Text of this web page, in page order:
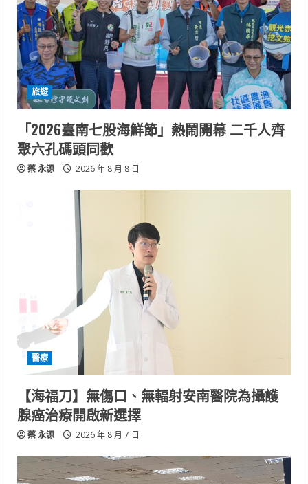
旅遊
「2026臺南七股海鮮節」熱鬧開幕 二千人齊
聚六孔碼頭同歡
蔡 永源 2026 年 8 月 8 日
醫療
【海福刀】無傷口、無輻射安南醫院為攝護
腺癌治療開啟新選擇
蔡 永源 2026 年 8 月 7 日